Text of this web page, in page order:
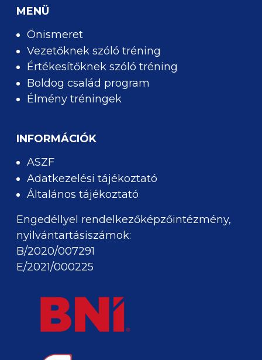
MENÜ
Önismeret
Vezetőknek szóló tréning
Értékesítőknek szóló tréning
Boldog család program
Élmény tréningek
INFORMÁCIÓK
ASZF
Adatkezelési tájékoztató
Általános tájékoztató
Engedéllyel rendelkezőképzőintézmény,
nyilvántartásiszámok:
B/2020/007291
E/2021/000225